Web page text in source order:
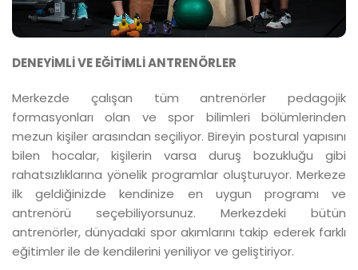
DENEYİMLİ VE EĞİTİMLİ ANTRENÖRLER
Merkezde çalışan tüm antrenörler pedagojik
formasyonları olan ve spor bilimleri bölümlerinden
mezun kişiler arasından seçiliyor. Bireyin postural yapısını
bilen hocalar, kişilerin varsa duruş bozukluğu gibi
rahatsızlıklarına yönelik programlar oluşturuyor. Merkeze
ilk geldiğinizde kendinize en uygun programı ve
antrenörü seçebiliyorsunuz. Merkezdeki bütün
antrenörler, dünyadaki spor akımlarını takip ederek farklı
eğitimler ile de kendilerini yeniliyor ve geliştiriyor.